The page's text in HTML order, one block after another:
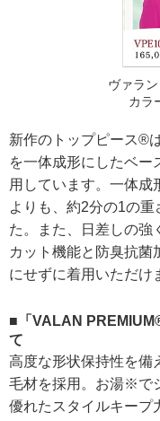
ヴァラン
カラ
新作のトップピース®
を一体成形にしたベー
用しています。一体成
よりも、約2分の1の
た。また、日差しの強
カット機能と防臭抗菌
にせずに着用いただけ
■「VALAN
て
高度な形状保持性を備
毛材を採用。お湯※で
優れたスタイルキープ